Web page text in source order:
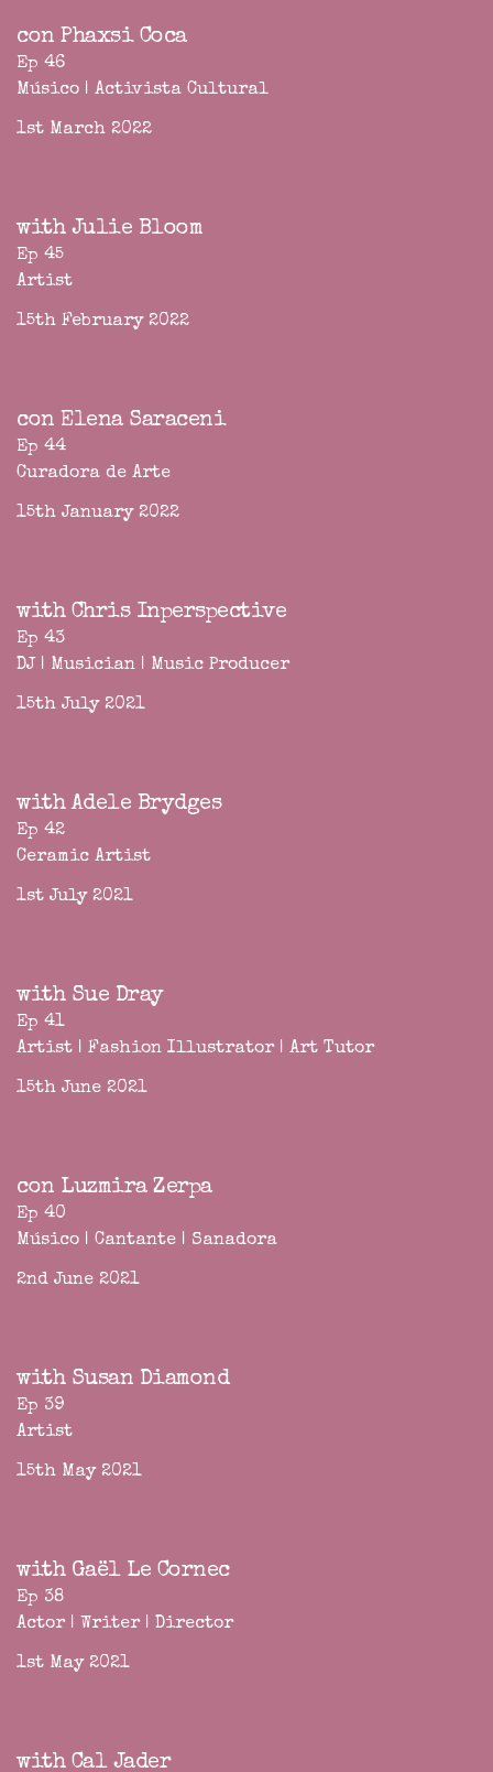
con Phaxsi Coca
Ep 46
Músico | Activista Cultural
1st March 2022
with Julie Bloom
Ep 45
Artist
15th February 2022
con Elena Saraceni
Ep 44
Curadora de Arte
15th January 2022
with Chris Inperspective
Ep 43
DJ | Musician | Music Producer
15th July 2021
with Adele Brydges
Ep 42
Ceramic Artist
1st July 2021
with Sue Dray
Ep 41
Artist | Fashion Illustrator | Art Tutor
15th June 2021
con Luzmira Zerpa
Ep 40
Músico | Cantante | Sanadora
2nd June 2021
with Susan Diamond
Ep 39
Artist
15th May 2021
with Gaël Le Cornec
Ep 38
Actor | Writer | Director
1st May 2021
with Cal Jader